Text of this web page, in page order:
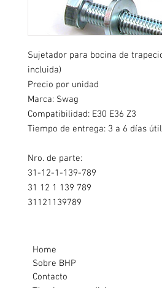
Sujetador para bocina de
incluida)
Precio por unidad
Marca: Swag
Compatibilidad: E30 E36 Z3
Tiempo de entrega: 3 a 6 días
Nro. de parte:
31-12-1-139-789
31 12 1 139 789
31121139789
Home
Sobre BHP
Contacto